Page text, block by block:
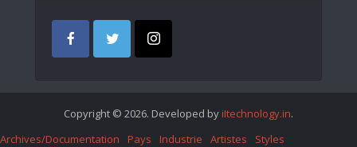
Copyright © 2026. Developed by iItechnology.in.
Archives/Documentation
Pays Industrie Artistes Styles